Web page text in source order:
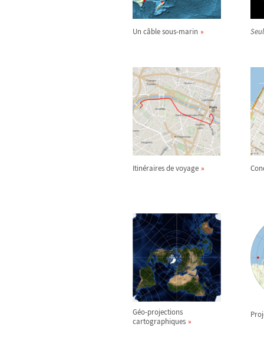
Un câble sous-marin
Itinéraires de voyage
Géo-projections
cartographiques